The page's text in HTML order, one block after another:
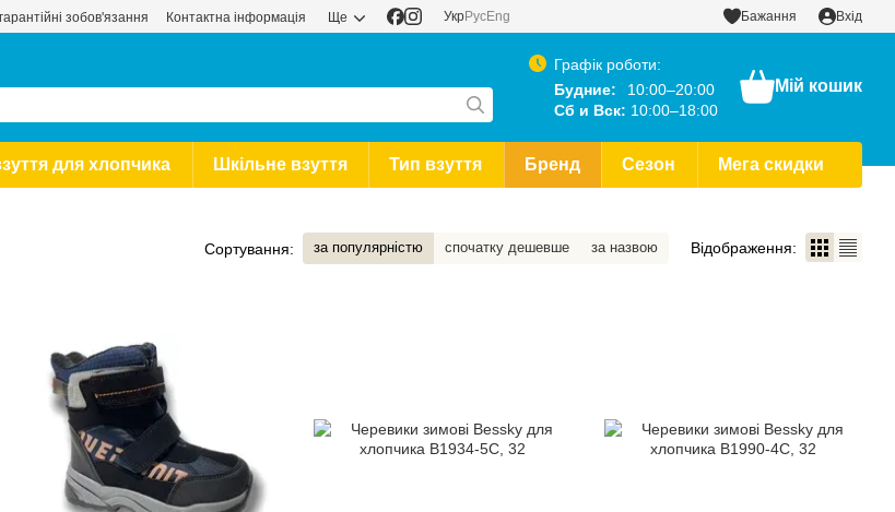
зобов'язання Контактна інформація Ще УкрРусEng Бажання Вхід
Графік роботи:
Будние:
10:00–20:00
Сб и Вск: 10:00–18:00
Мій кошик
для хлопчика Шкільне взуття Тип взуття Бренд Сезон Мега скидки
Сортування: за популярністю спочатку дешевше за назвою Відображення: